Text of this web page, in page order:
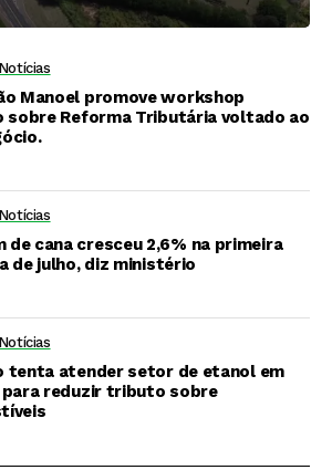
Manoel promove workshop
sobre Reforma Tributária voltado ao
de cana cresceu 2,6% na primeira
de julho, diz ministério
tenta atender setor de etanol em
reduzir tributo sobre